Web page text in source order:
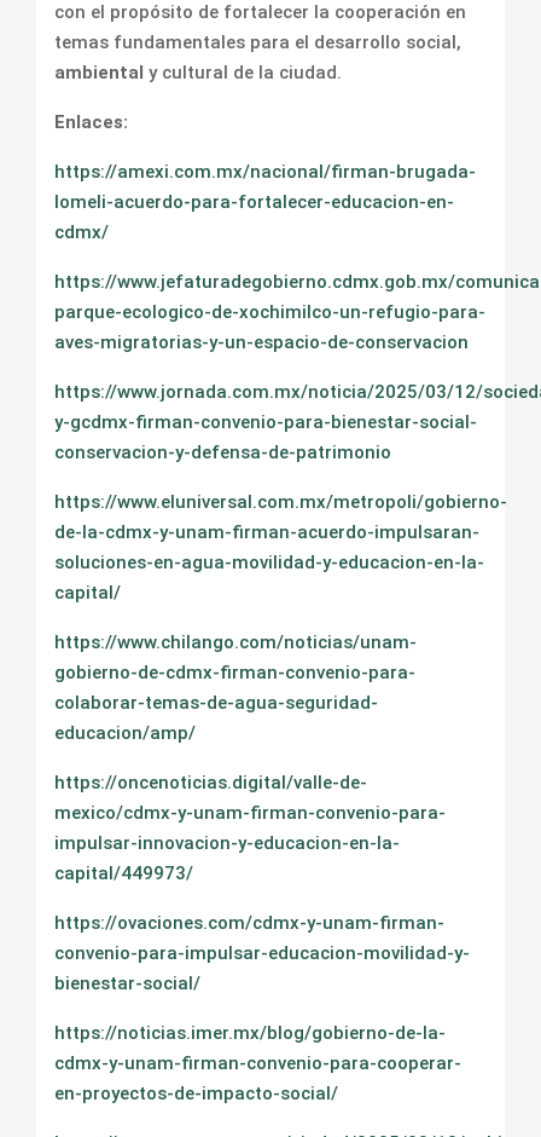
con el propósito de fortalecer la cooperación en
temas fundamentales para el desarrollo social,
ambiental y cultural de la ciudad.
Enlaces:
https://amexi.com.mx/nacional/firman-brugada-
lomeli-acuerdo-para-fortalecer-educacion-en-
cdmx/
https://www.jefaturadegobierno.cdmx.gob.mx/
parque-ecologico-de-xochimilco-un-refugio-para-
aves-migratorias-y-un-espacio-de-conservacion
https://www.jornada.com.mx/noticia/2025/03/12/
y-gcdmx-firman-convenio-para-bienestar-social-
conservacion-y-defensa-de-patrimonio
https://www.eluniversal.com.mx/metropoli/gobierno-
de-la-cdmx-y-unam-firman-acuerdo-impulsaran-
soluciones-en-agua-movilidad-y-educacion-en-la-
capital/
https://www.chilango.com/noticias/unam-
gobierno-de-cdmx-firman-convenio-para-
colaborar-temas-de-agua-seguridad-
educacion/amp/
https://oncenoticias.digital/valle-de-
mexico/cdmx-y-unam-firman-convenio-para-
impulsar-innovacion-y-educacion-en-la-
capital/449973/
https://ovaciones.com/cdmx-y-unam-firman-
convenio-para-impulsar-educacion-movilidad-y-
bienestar-social/
https://noticias.imer.mx/blog/gobierno-de-la-
cdmx-y-unam-firman-convenio-para-cooperar-
en-proyectos-de-impacto-social/